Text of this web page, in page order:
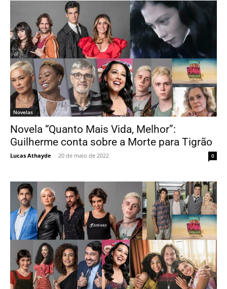
Novelas
Novela “Quanto Mais Vida, Melhor”:
Guilherme conta sobre a Morte para Tigrão
Lucas Athayde - 20 de maio de 2022 0